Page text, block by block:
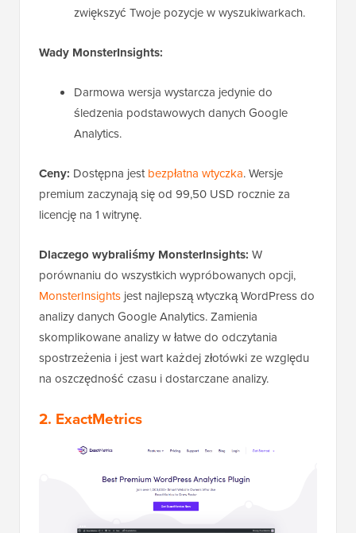
zwiększyć Twoje pozycje w wyszukiwarkach.
Wady MonsterInsights:
Darmowa wersja wystarcza jedynie do
śledzenia podstawowych danych Google
Analytics.
Ceny: Dostępna jestbezpłatna wtyczka. Wersje
premium zaczynają się od 99,50 USD rocznie za
licencję na 1 witrynę.
Dlaczego wybraliśmy MonsterInsights: W
porównaniu do wszystkich wypróbowanych opcji,
MonsterInsights jest najlepszą wtyczką WordPress do
analizy danych Google Analytics. Zamienia
skomplikowane analizy w łatwe do odczytania
spostrzeżenia i jest wart każdej złotówki ze względu
na oszczędność czasu i dostarczane analizy.
2. ExactMetrics